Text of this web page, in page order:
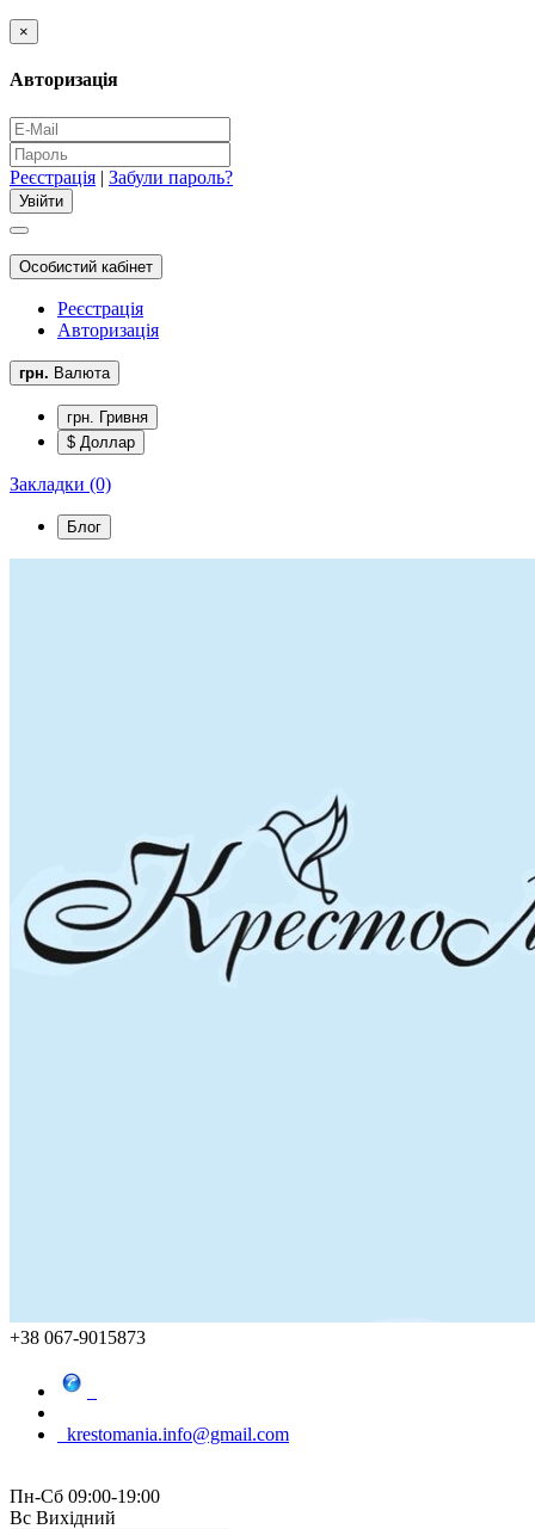
×
Авторизація
Реєстрація | Забули пароль?
Особистий кабінет
Реєстрація
Авторизація
грн. Валюта
грн. Гривня
$ Доллар
Закладки (0)
Блог
+38 067-9015873
krestomania.info@gmail.com
Пн-Сб 09:00-19:00
Вс Вихідний